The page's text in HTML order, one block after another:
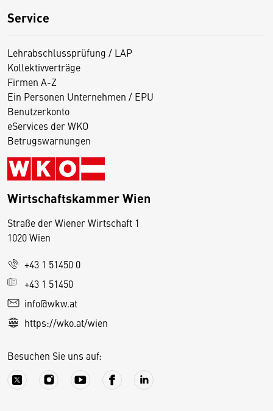
Service
Lehrabschlussprüfung / LAP
Kollektivverträge
Firmen A-Z
Ein Personen Unternehmen / EPU
Benutzerkonto
eServices der WKO
Betrugswarnungen
Wirtschaftskammer Wien
Straße der Wiener Wirtschaft 1
1020 Wien
+43 1 51450 0
+43 1 51450
info@wkw.at
https://wko.at/wien
Besuchen Sie uns auf:
D
e
s
S
e